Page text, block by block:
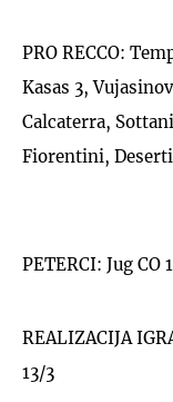
PRO RECCO:
Kasas 3,
Calcaterra,
Fiorentini,
PETERCI: Jug CO
REALIZACIJA
13/3